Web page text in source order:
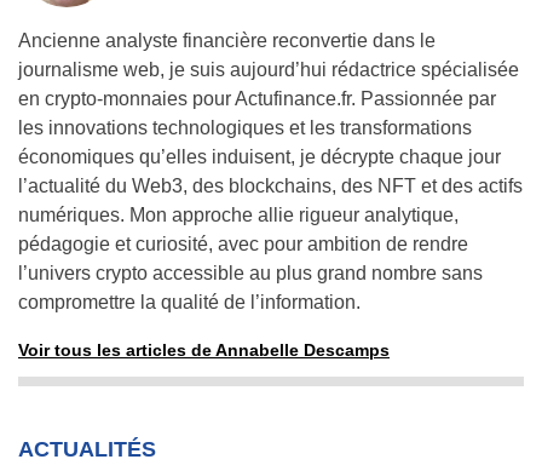
Ancienne analyste financière reconvertie dans le
journalisme web, je suis aujourd’hui rédactrice spécialisée
en crypto-monnaies pour Actufinance.fr. Passionnée par
les innovations technologiques et les transformations
économiques qu’elles induisent, je décrypte chaque jour
l’actualité du Web3, des blockchains, des NFT et des actifs
numériques. Mon approche allie rigueur analytique,
pédagogie et curiosité, avec pour ambition de rendre
l’univers crypto accessible au plus grand nombre sans
compromettre la qualité de l’information.
Voir tous les articles de Annabelle Descamps
ACTUALITÉS